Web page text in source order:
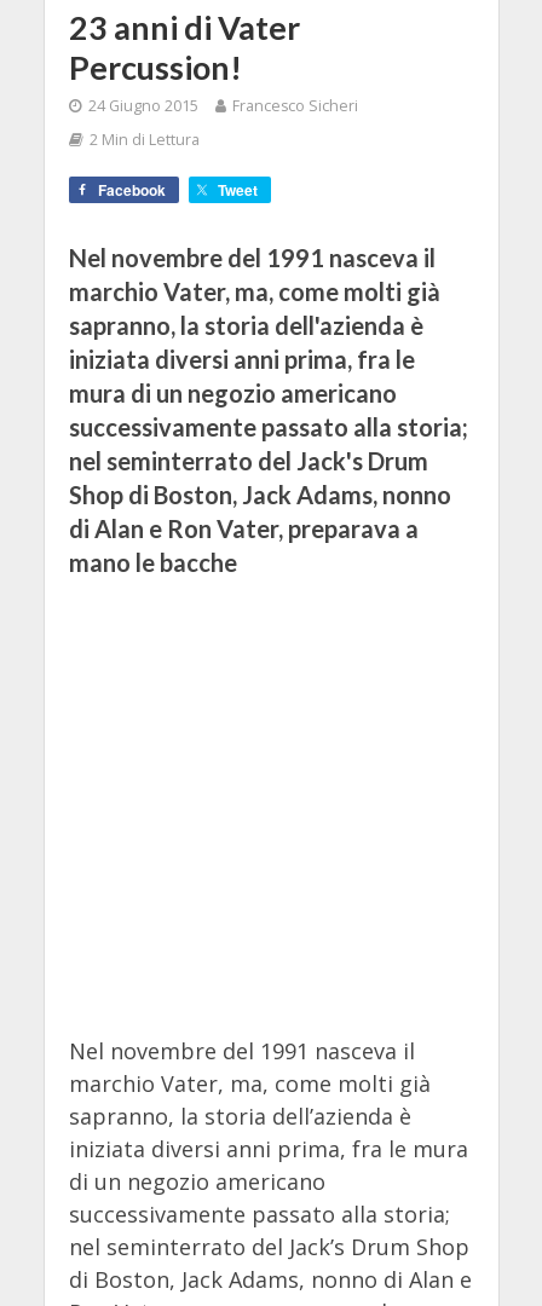
23 anni di Vater
Percussion!
24 Giugno 2015
Francesco Sicheri
2 Min di Lettura
Facebook Tweet
Nel novembre del 1991 nasceva il
marchio Vater, ma, come molti già
sapranno, la storia dell'azienda è
iniziata diversi anni prima, fra le
mura di un negozio americano
successivamente passato alla storia;
nel seminterrato del Jack's Drum
Shop di Boston, Jack Adams, nonno
di Alan e Ron Vater, preparava a
mano le bacche
Nel novembre del 1991 nasceva il
marchio Vater, ma, come molti già
sapranno, la storia dell’azienda è
iniziata diversi anni prima, fra le mura
di un negozio americano
successivamente passato alla storia;
nel seminterrato del Jack’s Drum Shop
di Boston, Jack Adams, nonno di Alan e